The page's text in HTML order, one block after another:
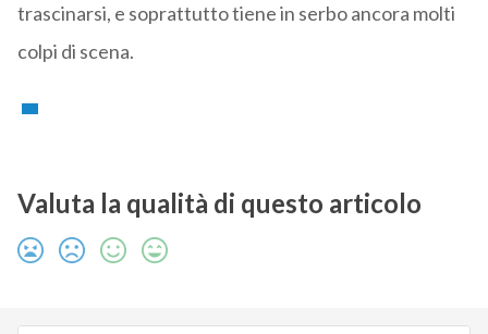
trascinarsi, e soprattutto tiene in serbo ancora molti
colpi di scena.
Valuta la qualità di questo articolo